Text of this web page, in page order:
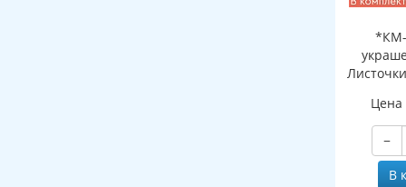
*КМ-
желтый
Цена
−
В